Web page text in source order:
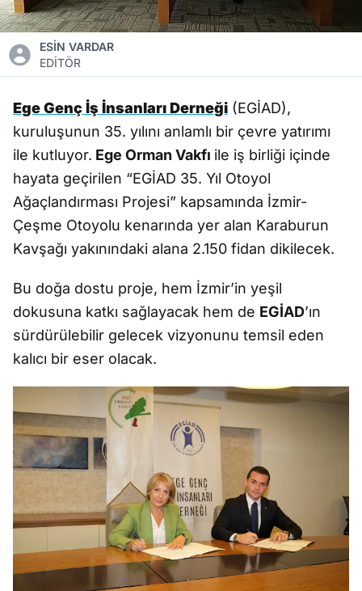
ESİN VARDAR
EDİTÖR
Ege Genç İş İnsanları Derneği (EGİAD),
kuruluşunun 35. yılını anlamlı bir çevre yatırımı
ile kutluyor. Ege Orman Vakfı ile iş birliği içinde
hayata geçirilen “EGİAD 35. Yıl Otoyol
Ağaçlandırması Projesi” kapsamında İzmir-
Çeşme Otoyolu kenarında yer alan Karaburun
Kavşağı yakınındaki alana 2.150 fidan dikilecek.
Bu doğa dostu proje, hem İzmir’in yeşil
dokusuna katkı sağlayacak hem de EGİAD’ın
sürdürülebilir gelecek vizyonunu temsil eden
kalıcı bir eser olacak.